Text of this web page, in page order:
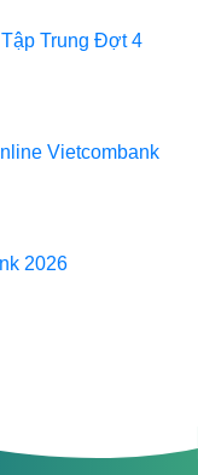
Trung Đợt 4
Vietcombank
2026